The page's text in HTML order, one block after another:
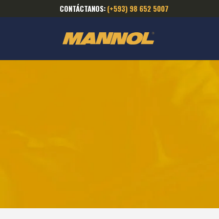
CONTÁCTANOS:(+593) 98 652 5007